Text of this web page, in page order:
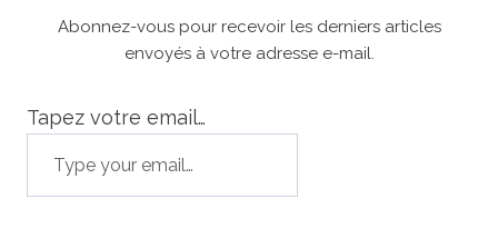
Abonnez-vous pour recevoir les derniers articles
envoyés à votre adresse e-mail.
Tapez votre email…